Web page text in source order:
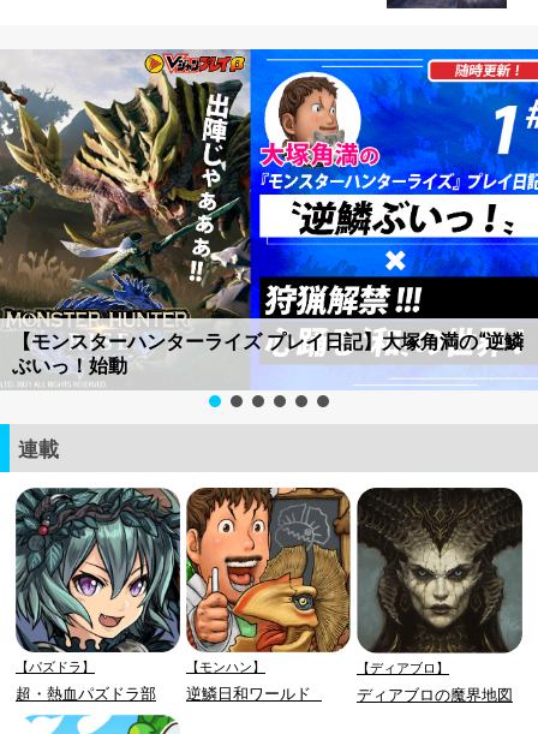
【モンスターハンターライズ プレイ日記】大塚角満の“逆鱗
ぶいっ！始動
連載
【パズドラ】
超・熱血パズドラ部
【モンハン】
逆鱗日和ワールド
【ディアブロ】
ディアブロの魔界地図